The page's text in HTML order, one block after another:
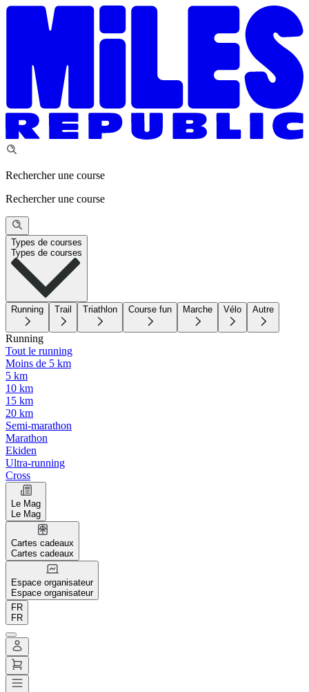
Rechercher une course
Rechercher une course
Types de courses
Types de courses
Running Trail Triathlon Course fun Marche Vélo Autre
Running
Tout le running
Moins de 5 km
5 km
10 km
15 km
20 km
Semi-marathon
Marathon
Ekiden
Ultra-running
Cross
Le Mag
Le Mag
Cartes cadeaux
Cartes cadeaux
Espace organisateur
Espace organisateur
FR
FR